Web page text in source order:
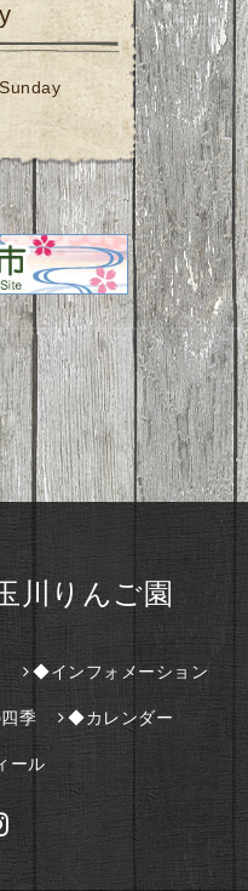
川りんご園
◆インフォメーション
季 ◆カレンダー
ール